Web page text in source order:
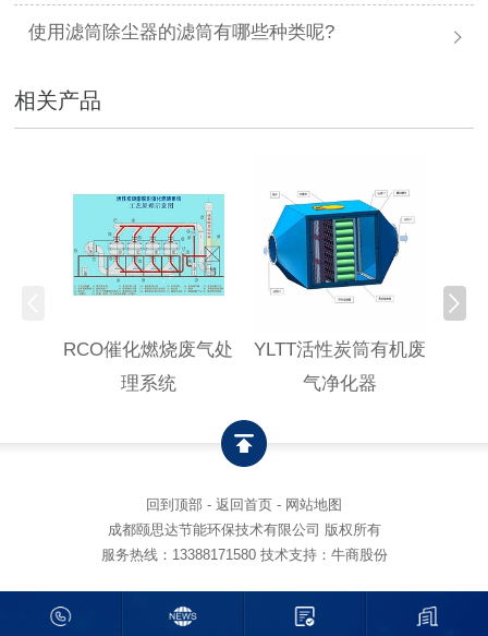
使用滤筒除尘器的滤筒有哪些种类呢?
相关产品
RCO催化燃烧废气处
理系统
YLTT活性炭筒有机废
气净化器
回到顶部 - 返回首页 - 网站地图
成都颐思达节能环保技术有限公司 版权所有
服务热线： 13388171580 技术支持：牛商股份